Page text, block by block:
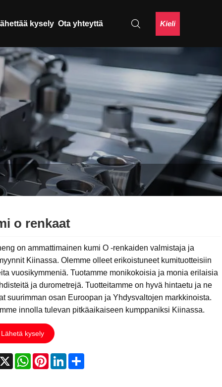
kysely Ota yhteyttä Kieli
o renkaat
on ammattimainen kumi O -renkaiden valmistaja ja
Kiinassa. Olemme olleet erikoistuneet kumituotteisiin
vuosikymmeniä. Tuotamme monikokoisia ja monia erilaisia
ja durometrejä. Tuotteitamme on hyvä hintaetu ja ne
suurimman osan Euroopan ja Yhdysvaltojen markkinoista.
innolla tulevan pitkäaikaiseen kumppaniksi Kiinassa.
Lähetä kysely
X WhatsApp
PinterestLinkedInShare